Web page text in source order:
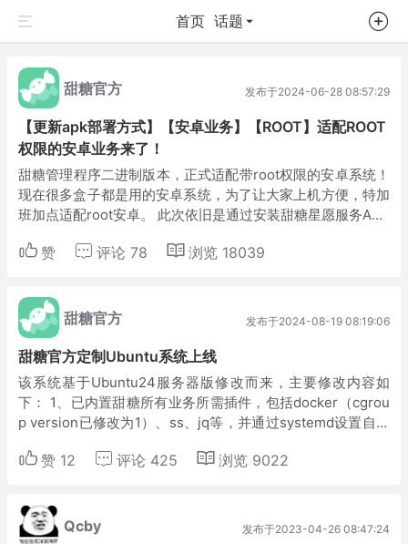
首页 话题
甜糖官方 发布于2024-06-28 08:57:29
【更新apk部署方式】【安卓业务】【ROOT】适配ROOT
权限的安卓业务来了！
甜糖管理程序二进制版本，正式适配带root权限的安卓系统！
现在很多盒子都是用的安卓系统，为了让大家上机方便，特加
班加点适配root安卓。 此次依旧是通过安装甜糖星愿服务APK
权限，如果能获取...
赞 评论 78 浏览 18039
甜糖官方 发布于2024-08-19 08:19:06
甜糖官方定制Ubuntu系统上线
该系统基于Ubuntu24服务器版修改而来，主要修改内容如
下： 1、已内置甜糖所有业务所需插件，包括docker（cgrou
p version已修改为1）、ss、jq等，并通过systemd设置自启
赞 12 评论 425 浏览 9022
Qcby 发布于2023-04-26 08:47:24